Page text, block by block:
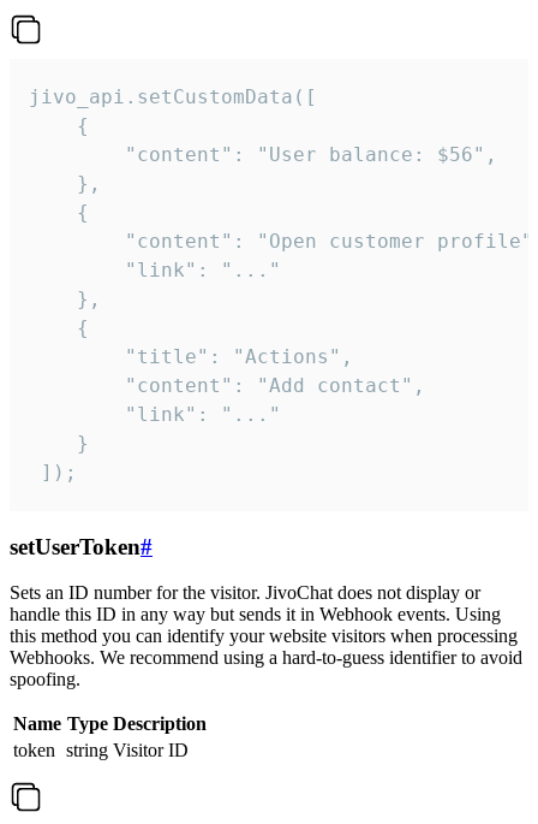
jivo_api.setCustomData([
    {
        "content": "User balance: $56",
    },
    {
"content": "Open customer
        "link": "..."
    },
    {
        "title": "Actions",
        "content": "Add contact",
        "link": "..."
    }
]);
setUserToken#
Sets an ID number for the visitor. JivoChat does not display or
handle this ID in any way but sends it in Webhook events. Using
this method you can identify your website visitors when processing
Webhooks. We recommend using a hard-to-guess identifier to avoid
spoofing.
Name Type Description
token string Visitor ID